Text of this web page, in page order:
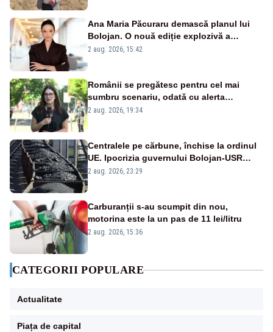
Ana Maria Păcuraru demască planul lui
Bolojan. O nouă ediție explozivă a
emisiunii „Miza Zilei” la Realitatea PLUS
2 aug. 2026, 15:42
Românii se pregătesc pentru cel mai
sumbru scenariu, odată cu alerta
energetică
2 aug. 2026, 19:34
Centralele pe cărbune, închise la ordinul
UE. Ipocrizia guvernului Bolojan-USR
după starea de alertă
2 aug. 2026, 23:29
Carburanții s-au scumpit din nou,
motorina este la un pas de 11 lei/litru
2 aug. 2026, 15:36
CATEGORII POPULARE
Actualitate
Piața de capital